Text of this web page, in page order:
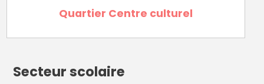
Quartier Centre culturel
Secteur scolaire